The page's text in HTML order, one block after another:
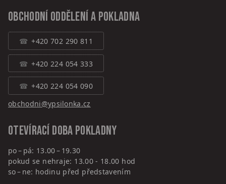
Obchodní oddělení a pokladna
+420 702 290 811
+420 224 054 333
+420 224 054 090
obchodni@ypsilonka.cz
Otevírací doba pokladny
po – pá: 13.00 – 19.30
pokud se nehraje: 13.00 - 18.00 hod
so – ne: hodinu před představením